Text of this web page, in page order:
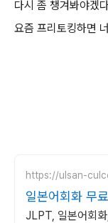
다시 좀 챙겨봐야겠
요즘 프리토킹하면
https://ulsan-
일본어회화 무
여행 일본어 공부
JLPT, 일본어회